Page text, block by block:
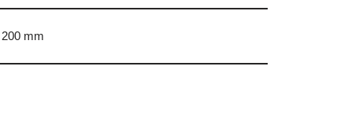
200 mm